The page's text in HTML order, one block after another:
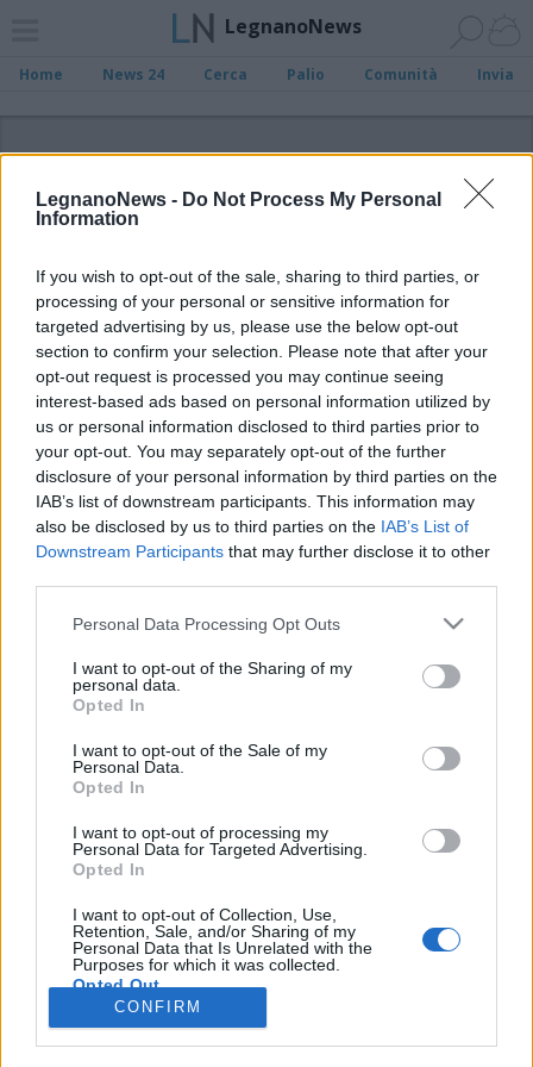
LegnanoNews - Do Not Process My Personal
Information
If you wish to opt-out of the sale, sharing to third parties, or
processing of your personal or sensitive information for
targeted advertising by us, please use the below opt-out
section to confirm your selection. Please note that after your
opt-out request is processed you may continue seeing
interest-based ads based on personal information utilized by
us or personal information disclosed to third parties prior to
your opt-out. You may separately opt-out of the further
disclosure of your personal information by third parties on the
IAB’s list of downstream participants. This information may
also be disclosed by us to third parties on the IAB’s List of
Downstream Participants that may further disclose it to other
Personal Data Processing Opt Outs
I want to opt-out of the Sharing of my
personal data.
Opted In
I want to opt-out of the Sale of my
Personal Data.
Opted In
I want to opt-out of processing my
Personal Data for Targeted Advertising.
Opted In
I want to opt-out of Collection, Use,
Retention, Sale, and/or Sharing of my
Personal Data that Is Unrelated with the
Purposes for which it was collected.
Opted Out
CONFIRM
LegnanoNews
Home News 24 Cerca Palio Comunità Invia
ADV
Archivio di "misani"
Filtro per data
Non è stato trovato nessun articolo.
Vai al sito in modalità classica
Registrati Redazione Invia notizia Feed RSS Facebook
Twitter
Legnanonews.com
Sito di informazione locale
Direttore responsabile: Marco Tajè
Redazione: Via Matteotti, 3 (presso Famiglia Legnanese)
20025 Legnano (MI)
Email Direzione: direttore@legnanonews.com
Email Redazione: info@legnanonews.com
Pubblicità: commerciale@legnanonews.com
Tutti i contenuti originali sono di proprietà di LegnanoNews, ne è
consentito l'utilizzo citando il sito come fonte. Dei contenuti non originali